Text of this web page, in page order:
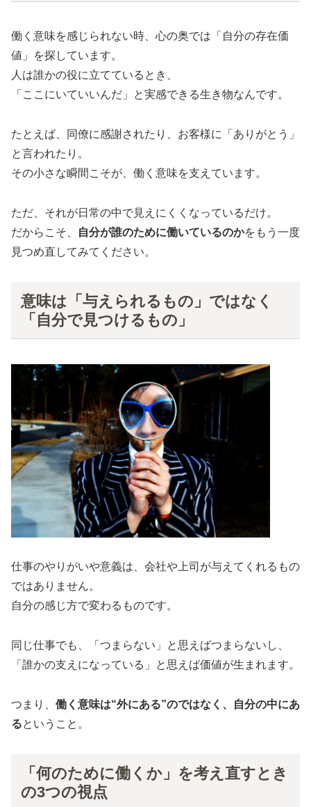
働く意味を感じられない時、心の奥では「自分の存在価
値」を探しています。
人は誰かの役に立てているとき、
「ここにいていいんだ」と実感できる生き物なんです。
たとえば、同僚に感謝されたり、お客様に「ありがとう」
と言われたり。
その小さな瞬間こそが、働く意味を支えています。
ただ、それが日常の中で見えにくくなっているだけ。
だからこそ、
自分が誰のために働いているのかをもう一度
見つめ直してみてください。
意味は「与えられるもの」ではなく
「自分で見つけるもの」
仕事のやりがいや意義は、会社や上司が与えてくれるもの
ではありません。
自分の感じ方で変わるものです。
同じ仕事でも、「つまらない」と思えばつまらないし、
「誰かの支えになっている」と思えば価値が生まれます。
つまり、 働く意味は“外にある”のではなく、自分の中にあ
るということ。
「何のために働くか」を考え直すとき
の3つの視点